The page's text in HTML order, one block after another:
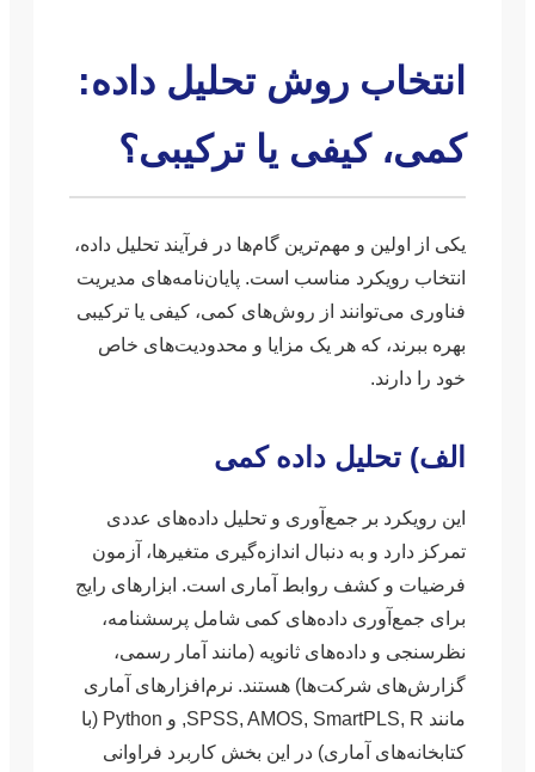
انتخاب روش تحلیل داده:
کمی، کیفی یا ترکیبی؟
یکی از اولین و مهم‌ترین گام‌ها در فرآیند تحلیل داده،
انتخاب رویکرد مناسب است. پایان‌نامه‌های مدیریت
فناوری می‌توانند از روش‌های کمی، کیفی یا ترکیبی
بهره ببرند، که هر یک مزایا و محدودیت‌های خاص
خود را دارند.
الف) تحلیل داده کمی
این رویکرد بر جمع‌آوری و تحلیل داده‌های عددی
تمرکز دارد و به دنبال اندازه‌گیری متغیرها، آزمون
فرضیات و کشف روابط آماری است. ابزارهای رایج
برای جمع‌آوری داده‌های کمی شامل پرسشنامه،
نظرسنجی و داده‌های ثانویه (مانند آمار رسمی،
گزارش‌های شرکت‌ها) هستند. نرم‌افزارهای آماری
مانند SPSS, AMOS, SmartPLS, R, و Python (با
کتابخانه‌های آماری) در این بخش کاربرد فراوانی